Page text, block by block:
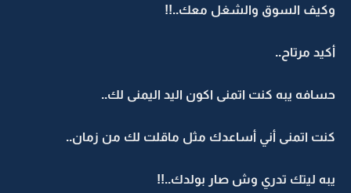
وكيف السوق والشغل معك..!!
أكيد مرتاح..
حسافه يبه كنت اتمنى اكون اليد اليمنى لك..
كنت اتمنى أني أساعدك مثل ماقلت لك من زمان..
يبه ليتك تدري وش صار بولدك..!!